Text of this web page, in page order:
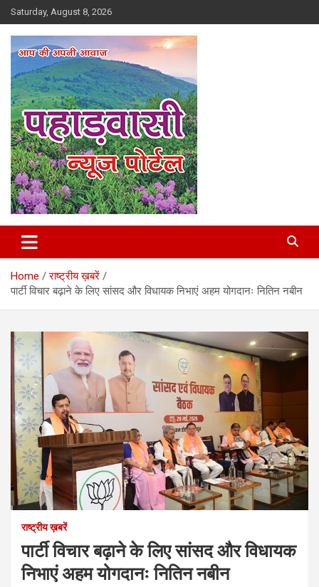
Skip
to
content
Saturday, August 8, 2026
Pahadvasi
Home
राष्ट्रीय ख़बरें
पार्टी विचार बढ़ाने के लिए सांसद और विधायक निभाएं अहम योगदानः नितिन नबीन
राष्ट्रीय ख़बरें
पार्टी विचार बढ़ाने के लिए सांसद और विधायक
निभाएं अहम योगदानः नितिन नबीन